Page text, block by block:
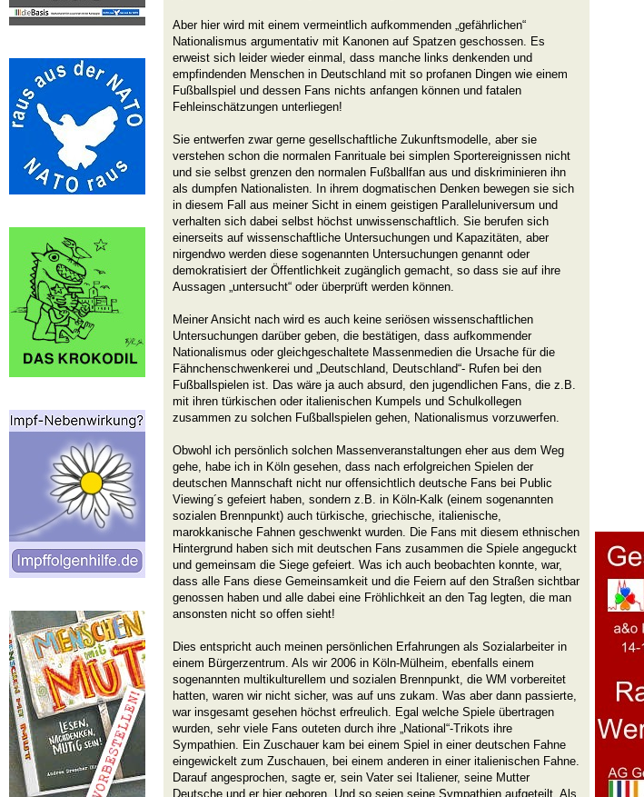
Aber hier wird mit einem vermeintlich aufkommenden „gefährlichen“
Nationalismus argumentativ mit Kanonen auf Spatzen geschossen. Es
erweist sich leider wieder einmal, dass manche links denkenden und
empfindenden Menschen in Deutschland mit so profanen Dingen wie einem
Fußballspiel und dessen Fans nichts anfangen können und fatalen
Fehleinschätzungen unterliegen!
Sie entwerfen zwar gerne gesellschaftliche Zukunftsmodelle, aber sie
verstehen schon die normalen Fanrituale bei simplen Sportereignissen nicht
und sie selbst grenzen den normalen Fußballfan aus und diskriminieren ihn
als dumpfen Nationalisten. In ihrem dogmatischen Denken bewegen sie sich
in diesem Fall aus meiner Sicht in einem geistigen Paralleluniversum und
verhalten sich dabei selbst höchst unwissenschaftlich. Sie berufen sich
einerseits auf wissenschaftliche Untersuchungen und Kapazitäten, aber
nirgendwo werden diese sogenannten Untersuchungen genannt oder
demokratisiert der Öffentlichkeit zugänglich gemacht, so dass sie auf ihre
Aussagen „untersucht“ oder überprüft werden können.
Meiner Ansicht nach wird es auch keine seriösen wissenschaftlichen
Untersuchungen darüber geben, die bestätigen, dass aufkommender
Nationalismus oder gleichgeschaltete Massenmedien die Ursache für die
Fähnchenschwenkerei und „Deutschland, Deutschland“- Rufen bei den
Fußballspielen ist. Das wäre ja auch absurd, den jugendlichen Fans, die z.B.
mit ihren türkischen oder italienischen Kumpels und Schulkollegen
zusammen zu solchen Fußballspielen gehen, Nationalismus vorzuwerfen.
Obwohl ich persönlich solchen Massenveranstaltungen eher aus dem Weg
gehe, habe ich in Köln gesehen, dass nach erfolgreichen Spielen der
deutschen Mannschaft nicht nur offensichtlich deutsche Fans bei Public
Viewing´s gefeiert haben, sondern z.B. in Köln-Kalk (einem sogenannten
sozialen Brennpunkt) auch türkische, griechische, italienische,
marokkanische Fahnen geschwenkt wurden. Die Fans mit diesem ethnischen
Hintergrund haben sich mit deutschen Fans zusammen die Spiele angeguckt
und gemeinsam die Siege gefeiert. Was ich auch beobachten konnte, war,
dass alle Fans diese Gemeinsamkeit und die Feiern auf den Straßen sichtbar
genossen haben und alle dabei eine Fröhlichkeit an den Tag legten, die man
ansonsten nicht so offen sieht!
Dies entspricht auch meinen persönlichen Erfahrungen als Sozialarbeiter in
einem Bürgerzentrum. Als wir 2006 in Köln-Mülheim, ebenfalls einem
sogenannten multikulturellem und sozialen Brennpunkt, die WM vorbereitet
hatten, waren wir nicht sicher, was auf uns zukam. Was aber dann passierte,
war insgesamt gesehen höchst erfreulich. Egal welche Spiele übertragen
wurden, sehr viele Fans outeten durch ihre „National“-Trikots ihre
Sympathien. Ein Zuschauer kam bei einem Spiel in einer deutschen Fahne
eingewickelt zum Zuschauen, bei einem anderen in einer italienischen Fahne.
Darauf angesprochen, sagte er, sein Vater sei Italiener, seine Mutter
Deutsche und er hier geboren. Und so seien seine Sympathien aufgeteilt. Als